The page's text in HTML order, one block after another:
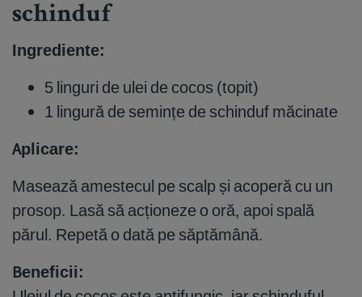
schinduf
Ingrediente:
5 linguri de ulei de cocos (topit)
1 lingură de semințe de schinduf măcinate
Aplicare:
Masează amestecul pe scalp și acoperă cu un
prosop. Lasă să acționeze o oră, apoi spală
părul. Repetă o dată pe săptămână.
Beneficii: